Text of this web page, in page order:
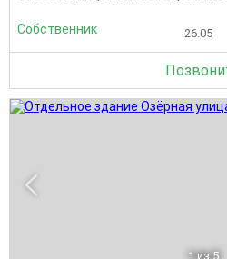
Собственник 26.05
1 из 5